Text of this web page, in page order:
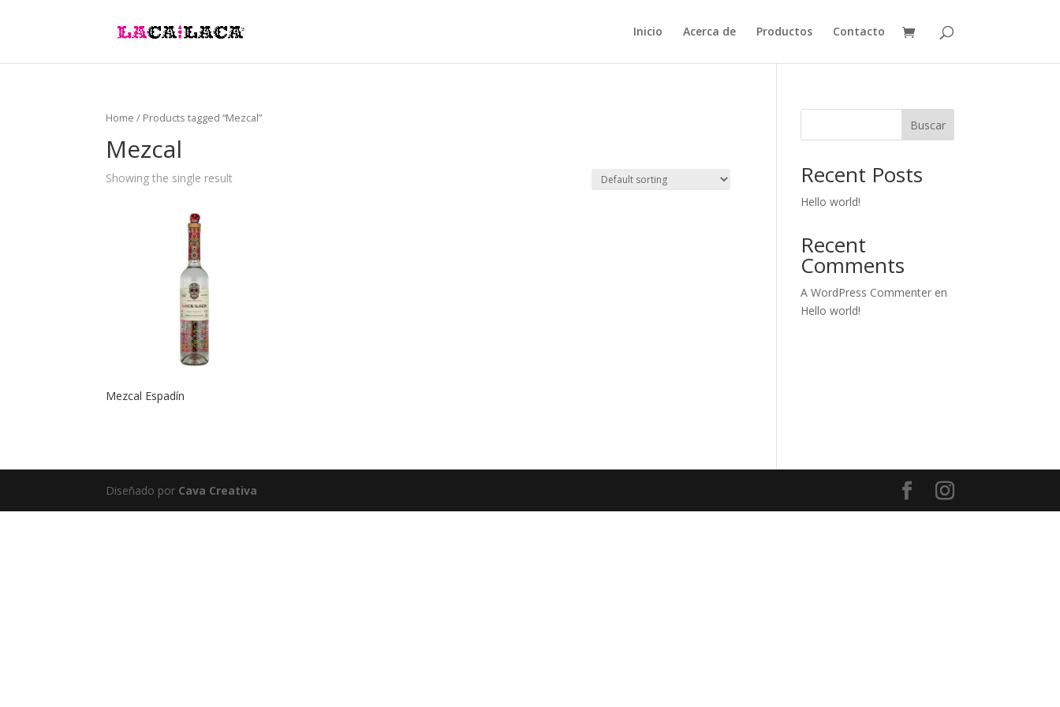
Inicio Acerca de Productos Contacto
Home / Products tagged “Mezcal”
Mezcal
Showing the single result
Mezcal Espadín
Buscar
Recent Posts
Hello world!
Recent
Comments
A WordPress Commenter en
Hello world!
Diseñado por Cava Creativa